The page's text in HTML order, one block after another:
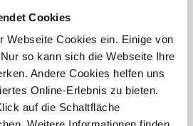
Cookies
Webseite Cookies ein. Einige von
so kann sich die Webseite Ihre
Andere Cookies helfen uns
Online-Erlebnis zu bieten.
auf die Schaltfläche
B. per Post) und dem richtigen
finden Sie hier.